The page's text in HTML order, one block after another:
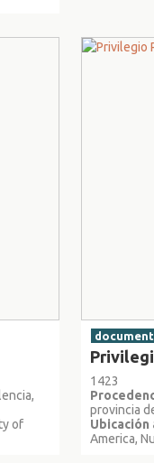
of
1423
provincia
Ubicación
America,